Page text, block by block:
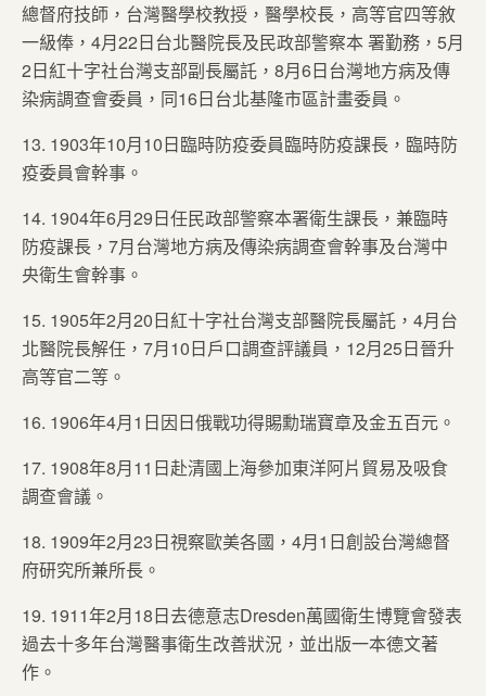
總督府技師，台灣醫學校教授，醫學校長，高等官四等敘
一級俸，4月22日台北醫院長及民政部警察本 署勤務，5月
2日紅十字社台灣支部副長屬託，8月6日台灣地方病及傳
染病調查會委員，同16日台北基隆市區計畫委員。
13. 1903年10月10日臨時防疫委員臨時防疫課長，臨時防
疫委員會幹事。
14. 1904年6月29日任民政部警察本署衛生課長，兼臨時
防疫課長，7月台灣地方病及傳染病調查會幹事及台灣中
央衛生會幹事。
15. 1905年2月20日紅十字社台灣支部醫院長屬託，4月台
北醫院長解任，7月10日戶口調查評議員，12月25日晉升
高等官二等。
16. 1906年4月1日因日俄戰功得賜勳瑞寶章及金五百元。
17. 1908年8月11日赴清國上海參加東洋阿片貿易及吸食
調查會議。
18. 1909年2月23日視察歐美各國，4月1日創設台灣總督
府研究所兼所長。
19. 1911年2月18日去德意志Dresden萬國衛生博覽會發表
過去十多年台灣醫事衛生改善狀況，並出版一本德文著
作。